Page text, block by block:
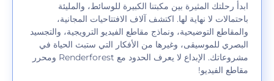
ابدأ رحلتك المثيرة بين مكبتنا الكبيرة للوسائط، والمليئة
باحتمالات لا نهاية لها. اكتشف آلاف الافتتاحيات المجانية،
والمقاطع التوضيحية، ونماذج مقاطع الفيديو الترويجية، والتجسيد
البصري للموسيقى، وغيرها من الأفكار التي ستبث الحياة في
مشروعاتك. الإبداع لا يعرف الحدود مع Renderforest ومحرر
مقاطع الفيديو!